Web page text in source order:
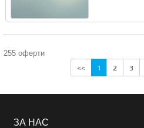
255 оферти
<< 1 2 3
ЗА НАС